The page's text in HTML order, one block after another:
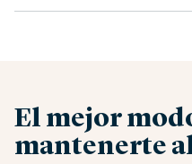
El mejor
mantenerte